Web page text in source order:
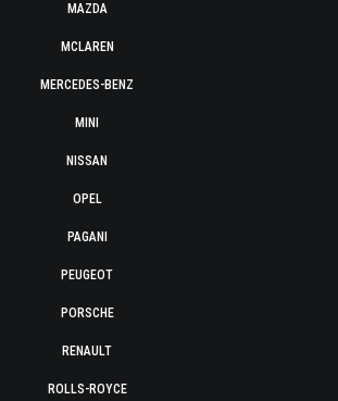
MAZDA
MCLAREN
MERCEDES-BENZ
MINI
NISSAN
OPEL
PAGANI
PEUGEOT
PORSCHE
RENAULT
ROLLS-ROYCE